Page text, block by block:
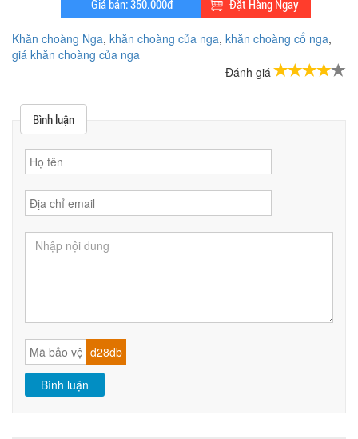
Khăn choàng Nga, khăn choàng của nga, khăn choàng cổ nga,
giá khăn choàng của nga
Đánh giá
Bình luận